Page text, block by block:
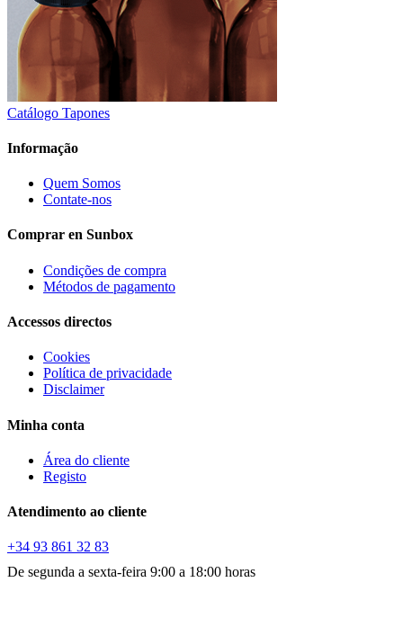
Catálogo Tapones
Informação
Quem Somos
Contate-nos
Comprar en Sunbox
Condições de compra
Métodos de pagamento
Accessos directos
Cookies
Política de privacidade
Disclaimer
Minha conta
Área do cliente
Registo
Atendimento ao cliente
+34 93 861 32 83
De segunda a sexta-feira 9:00 a 18:00 horas